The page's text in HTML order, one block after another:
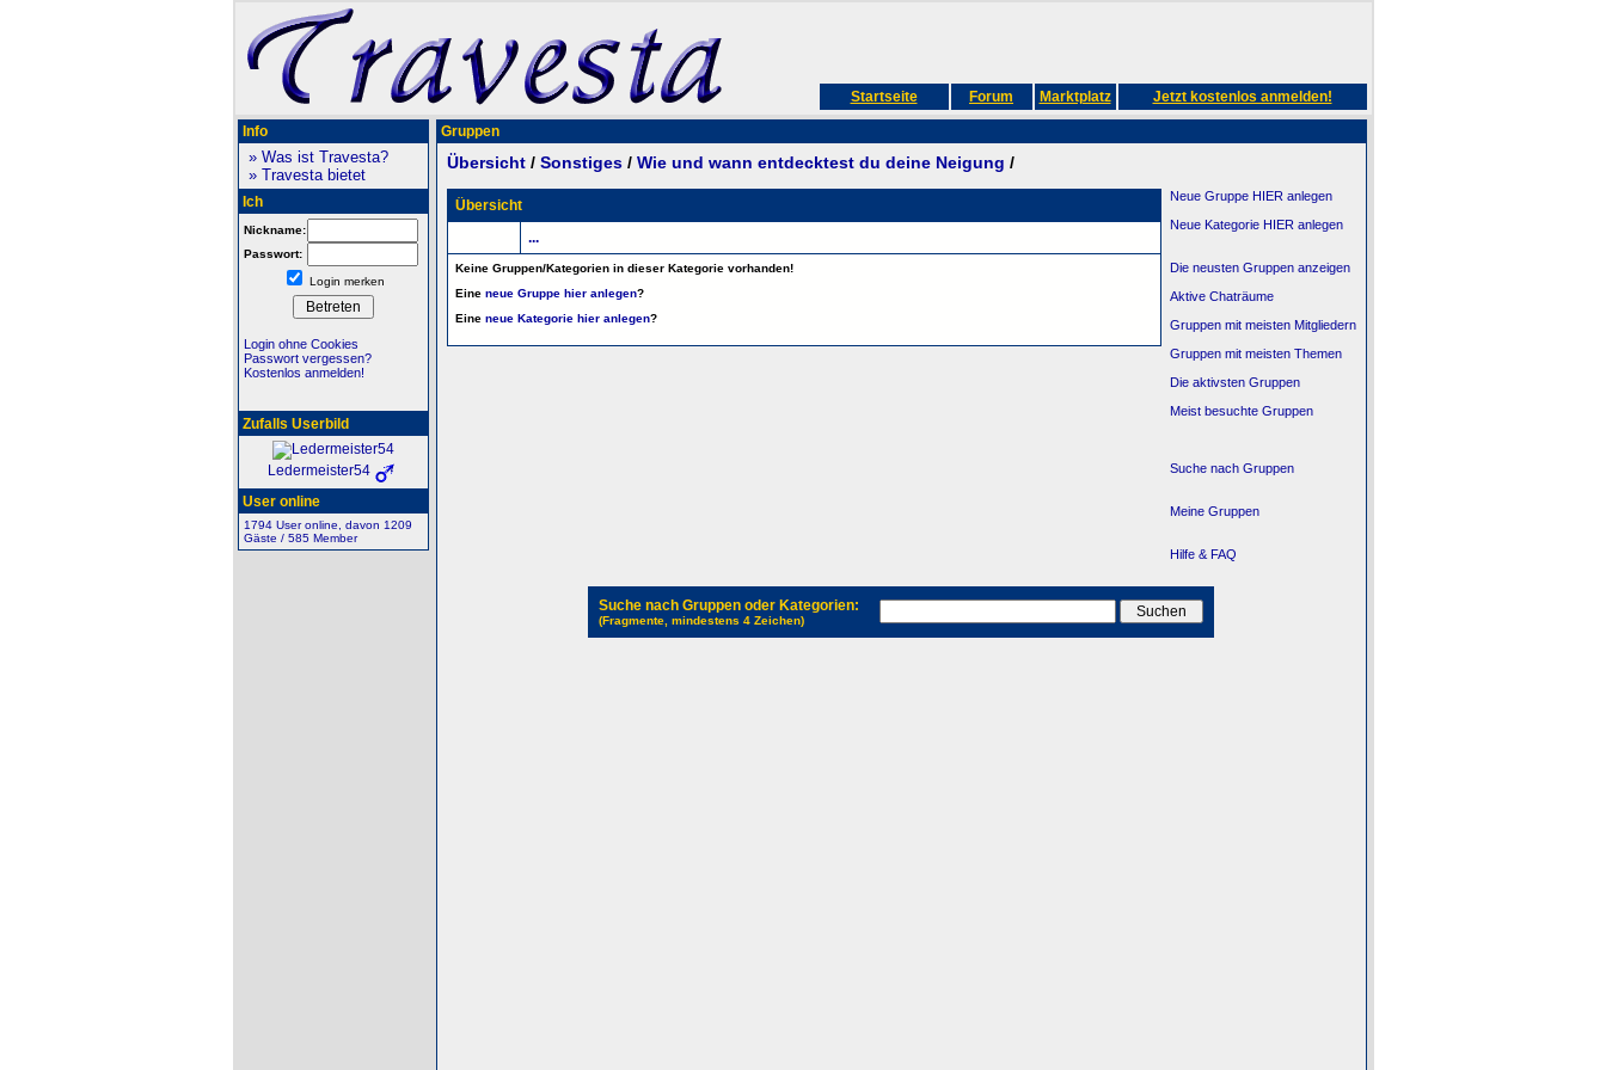
Startseite Forum Marktplatz Jetzt kostenlos anmelden!
Info
» Was ist Travesta?
» Travesta bietet
Ich
Nickname:
Passwort:
Login merken
Login ohne Cookies
Passwort vergessen?
Kostenlos anmelden!
Zufalls Userbild
Ledermeister54
User online
1794 User online, davon 1209
Gäste / 585 Member
Gruppen
Übersicht/ Sonstiges/ Wie und wann entdecktest du deine Neigung /
Übersicht
...
Keine Gruppen/Kategorien in dieser Kategorie vorhanden!
Eine neue Gruppe hier anlegen?
Eine neue Kategorie hier anlegen?
Neue Gruppe HIER anlegen
Neue Kategorie HIER anlegen
Die neusten Gruppen anzeigen
Aktive Chaträume
Gruppen mit meisten Mitgliedern
Gruppen mit meisten Themen
Die aktivsten Gruppen
Meist besuchte Gruppen
Suche nach Gruppen
Meine Gruppen
Hilfe & FAQ
Suche nach Gruppen oder Kategorien:
(Fragmente, mindestens 4 Zeichen)